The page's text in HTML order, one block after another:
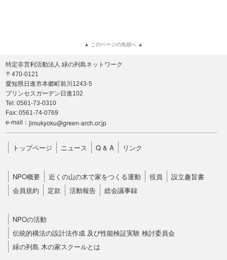
▲ このページの先頭へ ▲
特定非営利活動法人 緑の列島ネットワーク
〒470-0121
愛知県日進市本郷町前川1243-5
プリンセスガーデン日進102
Tel: 0561-73-0310
Fax: 0561-74-0769
e-mail： jimukyoku@green-arch.or.jp
トップページ ニュース Q & A リンク
NPO概要 近くの山の木で家をつくる運動 役員
設立趣旨書
会員規約
定款 活動報告 総会議事録
NPOの活動
伝統的構法の設計法作成 及び性能検証実験 検討委員会
緑の列島 木の家スクールとは